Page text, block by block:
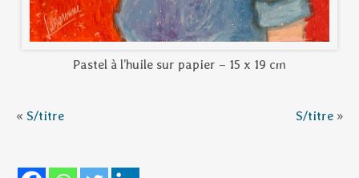
Pastel à l’huile sur papier – 15 x 19 cm
« S/titre S/titre »